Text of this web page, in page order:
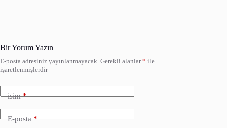
Bir Yorum Yazın
E-posta adresiniz yayınlanmayacak. Gerekli alanlar* ile
işaretlenmişlerdir
isim*
E-posta*